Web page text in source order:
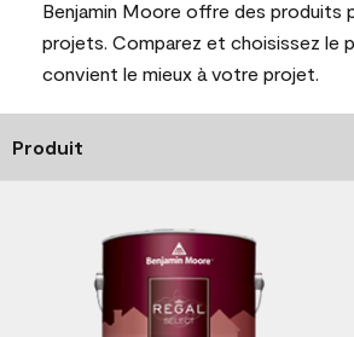
Benjamin Moore offre des produits
projets. Comparez et choisissez le
convient le mieux à votre projet.
Produit